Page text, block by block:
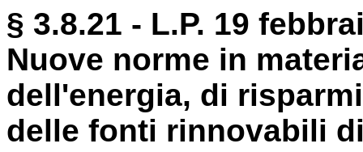
§ 3.8.21 - L.P. 19
Nuove norme in
dell'energia, di
delle fonti rinnovabili